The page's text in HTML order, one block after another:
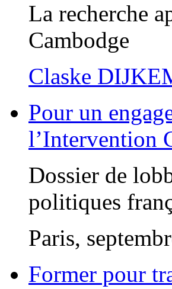
La recherche
Cambodge
Claske
Pour un
l’Intervention
Dossier de
politiques
Paris,
Former pour